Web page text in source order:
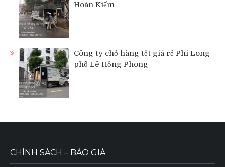
Hoàn Kiếm
Công ty chở hàng tết giá rẻ Phi Long
phố Lê Hồng Phong
CHÍNH SÁCH – BÁO GIÁ